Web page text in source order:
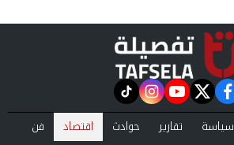
facebook
twitter
youtube
instagram
tiktok
سياسة تقارير حوادث اقتصاد
فن